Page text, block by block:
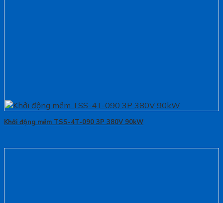
Khởi động mềm TSS-4T-090 3P 380V 90kW